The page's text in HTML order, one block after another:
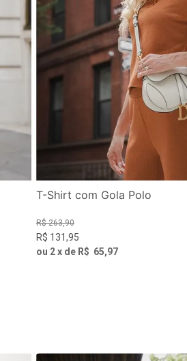
T-Shirt com Gola Polo
R$ 263,90
R$ 131,95
ou 2x de R$ 65,97